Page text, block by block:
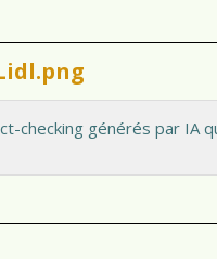
checking générés par IA